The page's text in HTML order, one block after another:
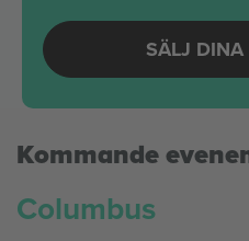
SÄLJ DINA
Kommande
Columbus